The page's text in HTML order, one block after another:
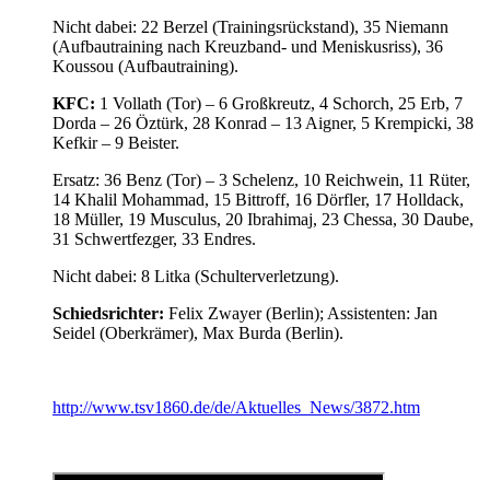
Nicht dabei: 22 Berzel (Trainingsrückstand), 35 Niemann
(Aufbautraining nach Kreuzband- und Meniskusriss), 36
Koussou (Aufbautraining).
KFC: 1 Vollath (Tor) – 6 Großkreutz, 4 Schorch, 25 Erb, 7
Dorda – 26 Öztürk, 28 Konrad – 13 Aigner, 5 Krempicki, 38
Kefkir – 9 Beister.
Ersatz: 36 Benz (Tor) – 3 Schelenz, 10 Reichwein, 11 Rüter,
14 Khalil Mohammad, 15 Bittroff, 16 Dörfler, 17 Holldack,
18 Müller, 19 Musculus, 20 Ibrahimaj, 23 Chessa, 30 Daube,
31 Schwertfezger, 33 Endres.
Nicht dabei: 8 Litka (Schulterverletzung).
Schiedsrichter: Felix Zwayer (Berlin); Assistenten: Jan
Seidel (Oberkrämer), Max Burda (Berlin).
http://www.tsv1860.de/de/Aktuelles_News/3872.htm